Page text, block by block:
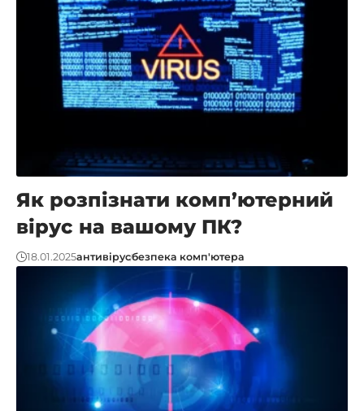
Як розпізнати комп’ютерний
вірус на вашому ПК?
18.01.2025антивірусбезпека комп'ютера